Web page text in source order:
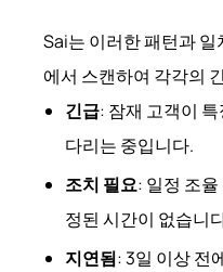
Sai는 이러한 패턴과
에서 스캔하여 각각의
긴급: 잠재 고객이
다리는 중입니다.
조치 필요: 일정 조
정된 시간이 없습니
지연됨: 3일 이상 전